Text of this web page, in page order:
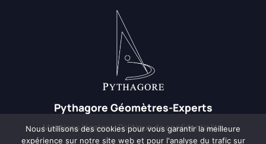
Pythagore Géomètres-Experts
Mentions légales–Politique de confidentialité
Nous utilisons des cookies pour vous garantir la meilleure
expérience sur notre site web et pour l'analyse du trafic sur